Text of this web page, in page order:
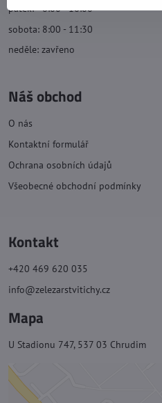
pátek: 8:00 - 16:00
sobota: 8:00 - 11:30
neděle: zavřeno
Náš obchod
O nás
Kontaktní formulář
Ochrana osobních údajů
Všeobecné obchodní podmínky
Kontakt
+420 469 620 035
info@zelezarstvitichy.cz
Mapa
U Stadionu 747, 537 03 Chrudim